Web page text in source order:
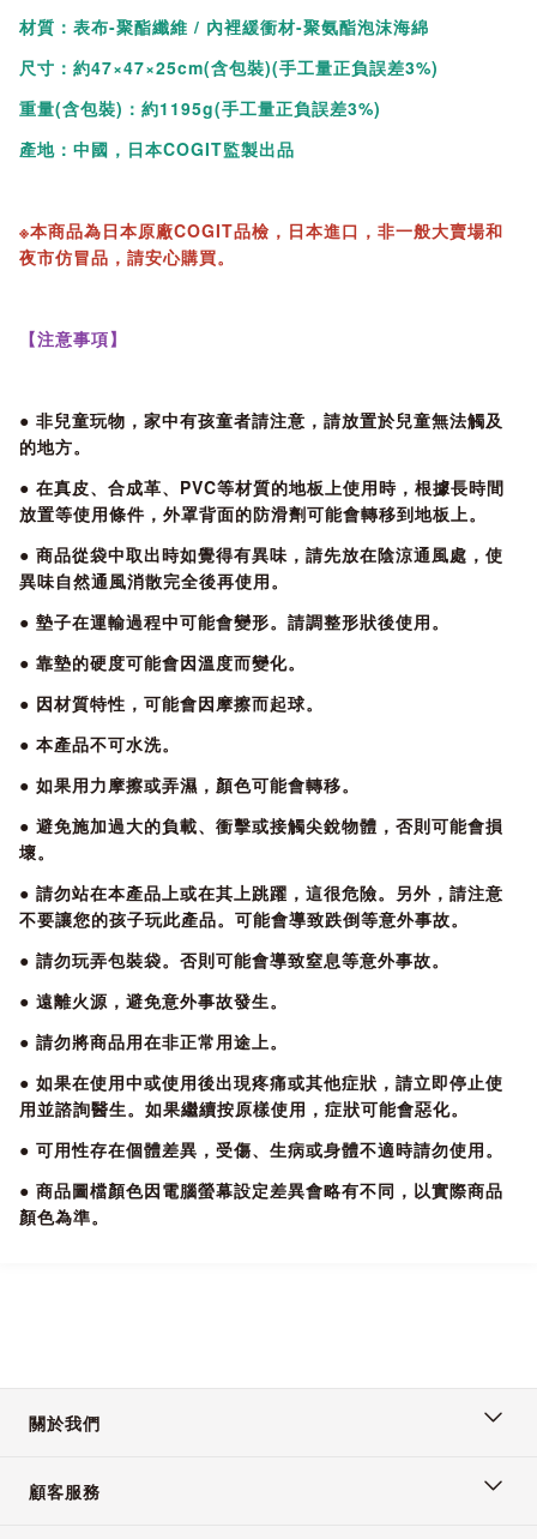
材質：表布-聚酯纖維 / 內裡緩衝材-聚氨酯泡沫海綿
尺寸：約47×47×25cm(含包裝)(手工量正負誤差3%)
重量(含包裝)：約1195g(手工量正負誤差3%)
產地：中國，日本COGIT監製出品
※本商品為日本原廠COGIT品檢，日本進口，非一般大賣場和
夜市仿冒品，請安心購買。
【注意事項】
● 非兒童玩物，家中有孩童者請注意，請放置於兒童無法觸及
的地方。
● 在真皮、合成革、PVC等材質的地板上使用時，根據長時間
放置等使用條件，外罩背面的防滑劑可能會轉移到地板上。
● 商品從袋中取出時如覺得有異味，請先放在陰涼通風處，使
異味自然通風消散完全後再使用。
● 墊子在運輸過程中可能會變形。請調整形狀後使用。
● 靠墊的硬度可能會因溫度而變化。
● 因材質特性，可能會因摩擦而起球。
● 本產品不可水洗。
● 如果用力摩擦或弄濕，顏色可能會轉移。
● 避免施加過大的負載、衝擊或接觸尖銳物體，否則可能會損
壞。
● 請勿站在本產品上或在其上跳躍，這很危險。另外，請注意
不要讓您的孩子玩此產品。可能會導致跌倒等意外事故。
● 請勿玩弄包裝袋。否則可能會導致窒息等意外事故。
● 遠離火源，避免意外事故發生。
● 請勿將商品用在非正常用途上。
● 如果在使用中或使用後出現疼痛或其他症狀，請立即停止使
用並諮詢醫生。如果繼續按原樣使用，症狀可能會惡化。
● 可用性存在個體差異，受傷、生病或身體不適時請勿使用。
● 商品圖檔顏色因電腦螢幕設定差異會略有不同，以實際商品
顏色為準。
關於我們
顧客服務